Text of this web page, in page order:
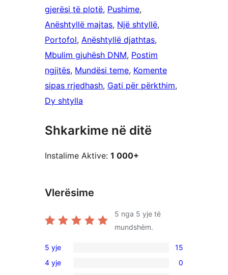
gjerësi të plotë, Pushime
Anështyllë majtas, Një shtyllë
Portofol, Anështyllë djathtas
Mbulim gjuhësh DNM, Postim
ngjitës, Mundësi teme, Komente
sipas rrjedhash, Gati për përkthim
Dy shtylla
Shkarkime në ditë
Instalime Aktive: 1 000+
Vlerësime
5 nga 5 yje të
mundshëm.
15
shqyrtime
5 yje 15
0
4 yje
0